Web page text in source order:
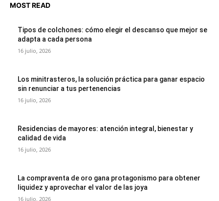
MOST READ
Tipos de colchones: cómo elegir el descanso que mejor se
adapta a cada persona
16 julio, 2026
Los minitrasteros, la solución práctica para ganar espacio
sin renunciar a tus pertenencias
16 julio, 2026
Residencias de mayores: atención integral, bienestar y
calidad de vida
16 julio, 2026
La compraventa de oro gana protagonismo para obtener
liquidez y aprovechar el valor de las joya
16 julio, 2026